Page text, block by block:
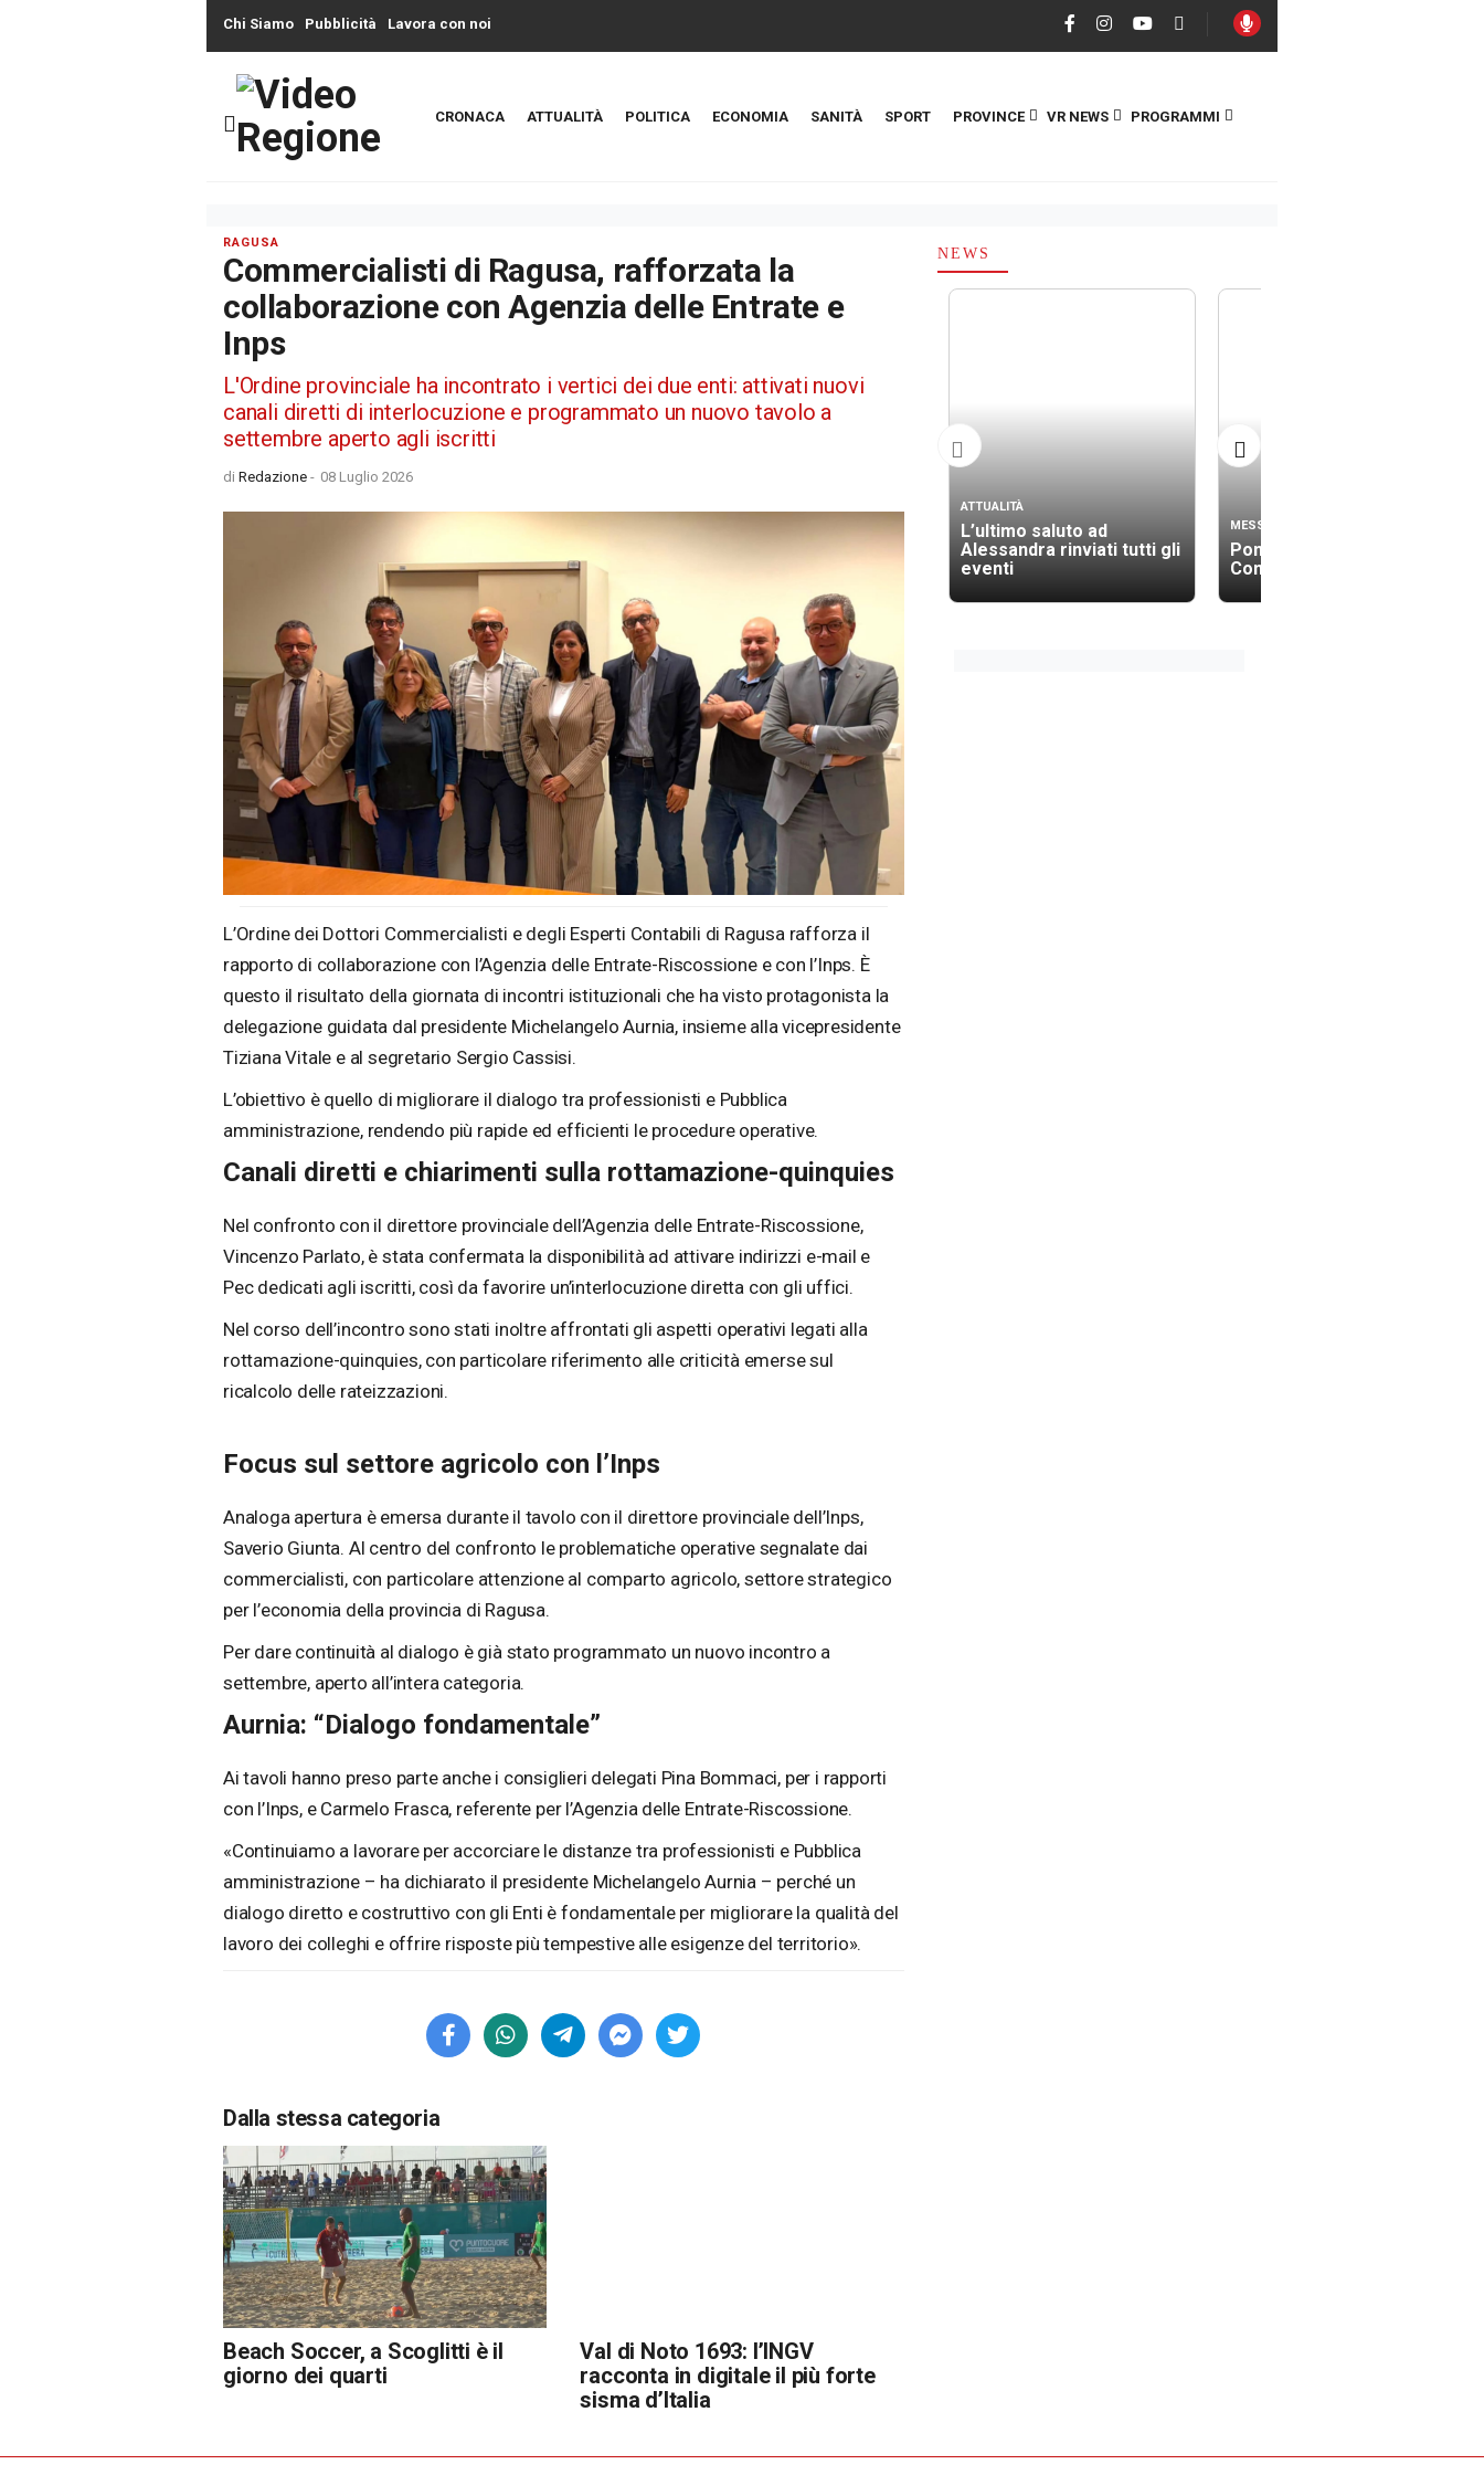
Chi Siamo Pubblicità Lavora con noi
CRONACA ATTUALITÀ POLITICA ECONOMIA SANITÀ SPORT PROVINCE VR NEWS PROGRAMMI
RAGUSA
Commercialisti di Ragusa, rafforzata la
collaborazione con Agenzia delle Entrate e
Inps
L'Ordine provinciale ha incontrato i vertici dei due enti: attivati nuovi
canali diretti di interlocuzione e programmato un nuovo tavolo a
settembre aperto agli iscritti
di Redazione - 08 Luglio 2026
L’Ordine dei Dottori Commercialisti e degli Esperti Contabili di Ragusa rafforza il
rapporto di collaborazione con l’Agenzia delle Entrate-Riscossione e con l’Inps. È
questo il risultato della giornata di incontri istituzionali che ha visto protagonista la
delegazione guidata dal presidente Michelangelo Aurnia, insieme alla vicepresidente
Tiziana Vitale e al segretario Sergio Cassisi.
L’obiettivo è quello di migliorare il dialogo tra professionisti e Pubblica
amministrazione, rendendo più rapide ed efficienti le procedure operative.
Canali diretti e chiarimenti sulla rottamazione-quinquies
Nel confronto con il direttore provinciale dell’Agenzia delle Entrate-Riscossione,
Vincenzo Parlato, è stata confermata la disponibilità ad attivare indirizzi e-mail e
Pec dedicati agli iscritti, così da favorire un’interlocuzione diretta con gli uffici.
Nel corso dell’incontro sono stati inoltre affrontati gli aspetti operativi legati alla
rottamazione-quinquies, con particolare riferimento alle criticità emerse sul
ricalcolo delle rateizzazioni.
Focus sul settore agricolo con l’Inps
Analoga apertura è emersa durante il tavolo con il direttore provinciale dell’Inps,
Saverio Giunta. Al centro del confronto le problematiche operative segnalate dai
commercialisti, con particolare attenzione al comparto agricolo, settore strategico
per l’economia della provincia di Ragusa.
Per dare continuità al dialogo è già stato programmato un nuovo incontro a
settembre, aperto all’intera categoria.
Aurnia: “Dialogo fondamentale”
Ai tavoli hanno preso parte anche i consiglieri delegati Pina Bommaci, per i rapporti
con l’Inps, e Carmelo Frasca, referente per l’Agenzia delle Entrate-Riscossione.
«Continuiamo a lavorare per accorciare le distanze tra professionisti e Pubblica
amministrazione – ha dichiarato il presidente Michelangelo Aurnia – perché un
dialogo diretto e costruttivo con gli Enti è fondamentale per migliorare la qualità del
lavoro dei colleghi e offrire risposte più tempestive alle esigenze del territorio».
Dalla stessa categoria
Beach Soccer, a Scoglitti è il
giorno dei quarti
Val di Noto 1693: l’INGV
racconta in digitale il più forte
sisma d’Italia
NEWS
ATTUALITÀ
L’ultimo saluto ad
Alessandra rinviati tutti gli
eventi
MESSINA
Ponte sullo Stretto, ok dal
Consiglio Lavori Pubblici